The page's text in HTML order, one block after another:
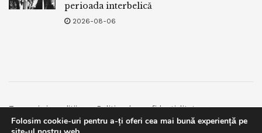
perioada interbelică
2026-08-06
Termeni si conditii
Politica de confidentialitate
Facebook
Contact
Folosim cookie-uri pentru a-ți oferi cea mai bună experiență pe